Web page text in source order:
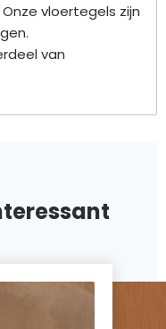
vloertegels zijn
van